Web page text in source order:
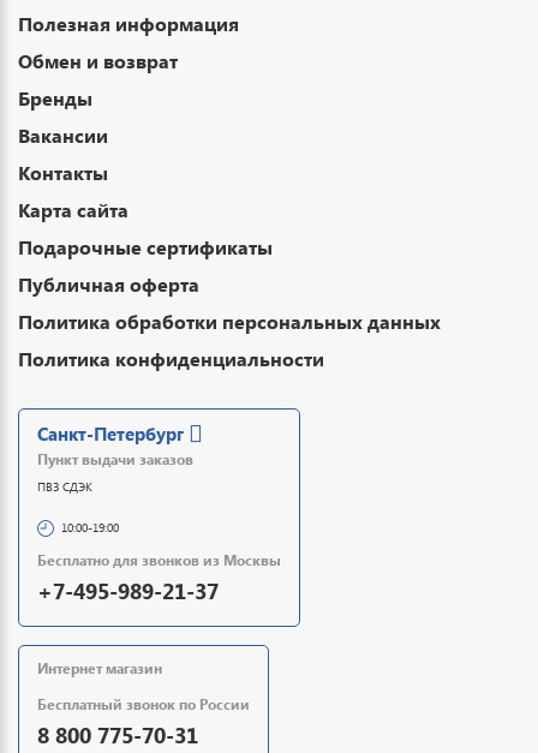
Полезная информация
Обмен и возврат
Бренды
Вакансии
Контакты
Карта сайта
Подарочные сертификаты
Публичная оферта
Политика обработки персональных данных
Политика конфиденциальности
Санкт-Петербург
Пункт выдачи заказов
ПВЗ СДЭК
10:00-19:00
Бесплатно для звонков из Москвы
+7-495-989-21-37
Интернет магазин
Бесплатный звонок по России
8 800 775-70-31